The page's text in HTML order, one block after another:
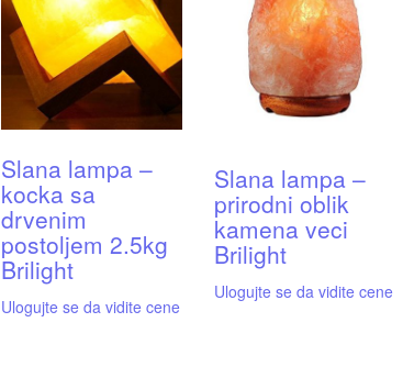
Slana lampa –
kocka sa
drvenim
postoljem 2.5kg
Brilight
Ulogujte se da vidite cene
Slana lampa –
prirodni oblik
kamena veci
Brilight
Ulogujte se da vidite cene